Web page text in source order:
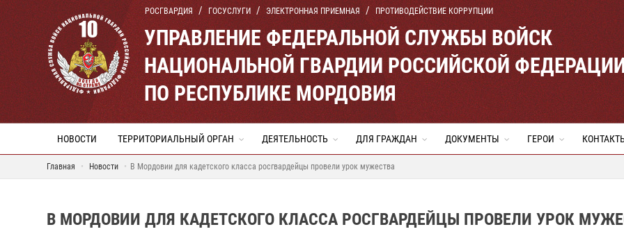
РОСГВАРДИЯ ГОСУСЛУГИ ЭЛЕКТРОННАЯ ПРИЕМНАЯ ПРОТИВОДЕЙСТВИЕ КОРРУПЦИИ
УПРАВЛЕНИЕ ФЕДЕРАЛЬНОЙ СЛУЖБЫ ВОЙСК
НАЦИОНАЛЬНОЙ ГВАРДИИ РОССИЙСКОЙ
ПО РЕСПУБЛИКЕ МОРДОВИЯ
НОВОСТИ ТЕРРИТОРИАЛЬНЫЙ ОРГАН ДЕЯТЕЛЬНОСТЬ ДЛЯ ГРАЖДАН ДОКУМЕНТЫ ГЕРОИ
Главная Новости В Мордовии для кадетского класса росгвардейцы провели урок мужества
В МОРДОВИИ ДЛЯ КАДЕТСКОГО КЛАССА РОСГВАРДЕЙЦЫ ПРОВЕЛИ УРОК